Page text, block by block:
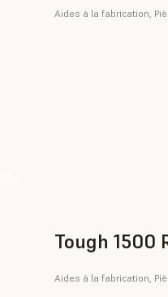
Aides à la fabrication,
Tough 1500
Aides à la fabrication,